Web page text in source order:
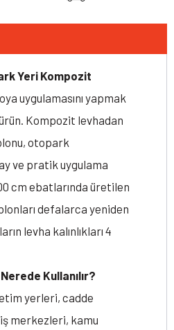
Yeri Kompozit
uygulamasını yapmak
Kompozit levhadan
otopark
ve pratik uygulama
cm ebatlarında üretilen
defalarca yeniden
levha kalınlıkları 4
Kullanılır?
yerleri, cadde
merkezleri, kamu